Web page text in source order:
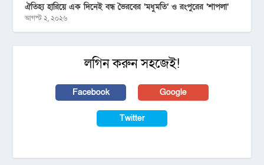
ঐতিহ্য হারিয়ে এক দিনেই বন্ধ ভৈরবের ‘মধুমতি’ ও রংপুরের ‘শাপলা’
আগস্ট ২, ২০২৬
লগিন করুন সহজেই!
Facebook Google
Twitter